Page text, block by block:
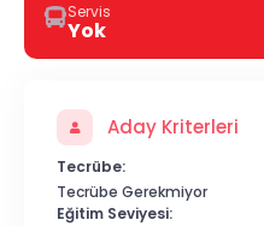
Servis
Yok
Aday Kriterleri
Tecrübe:
Tecrübe Gerekmiyor
Eğitim Seviyesi: